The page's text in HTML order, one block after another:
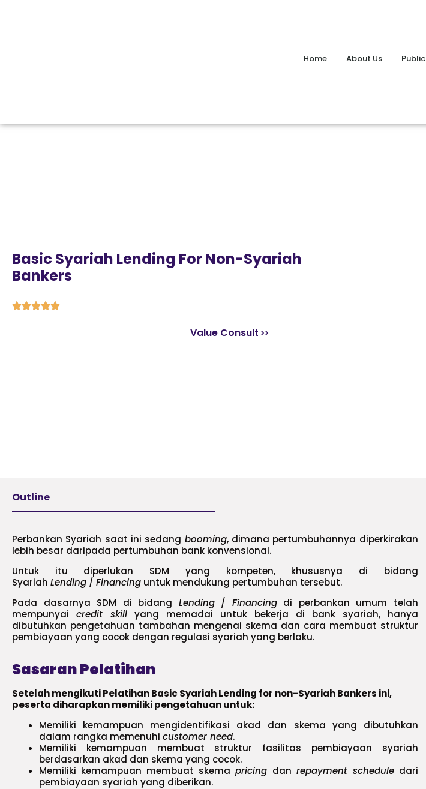
Home About Us Public
Basic Syariah Lending For Non-Syariah
Bankers

Value Consult
Outline
Perbankan Syariah saat ini sedang booming, dimana pertumbuhannya diperkirakan
lebih besar daripada pertumbuhan bank konvensional.
Untuk itu diperlukan SDM yang kompeten, khususnya di bidang
Syariah Lending / Financing untuk mendukung pertumbuhan tersebut.
Pada dasarnya SDM di bidang Lending/ Financingdi perbankan umum telah
mempunyai credit skillyang memadai untuk bekerja di bank syariah, hanya
dibutuhkan pengetahuan tambahan mengenai skema dan cara membuat struktur
pembiayaan yang cocok dengan regulasi syariah yang berlaku.
Sasaran Pelatihan
Setelah mengikuti Pelatihan Basic Syariah Lending for non-Syariah Bankers ini,
peserta diharapkan memiliki pengetahuan untuk:
Memiliki kemampuan mengidentifikasi akad dan skema yang dibutuhkan
dalam rangka memenuhi customer need.
Memiliki kemampuan membuat struktur fasilitas pembiayaan syariah
berdasarkan akad dan skema yang cocok.
Memiliki kemampuan membuat skemapricing dan repayment scheduledari
pembiayaan syariah yang diberikan.